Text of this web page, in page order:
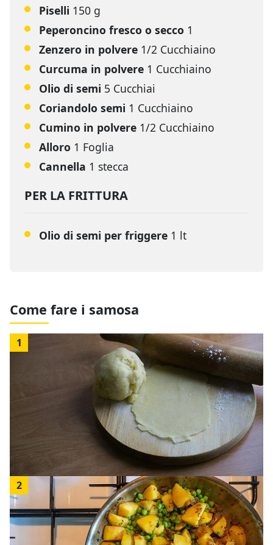
Piselli 150 g
Peperoncino fresco o secco 1
Zenzero in polvere 1/2 Cucchiaino
Curcuma in polvere 1 Cucchiaino
Olio di semi 5 Cucchiai
Coriandolo semi 1 Cucchiaino
Cumino in polvere 1/2 Cucchiaino
Alloro 1 Foglia
Cannella 1 stecca
PER LA FRITTURA
Olio di semi per friggere 1 lt
Come fare i samosa
1
2